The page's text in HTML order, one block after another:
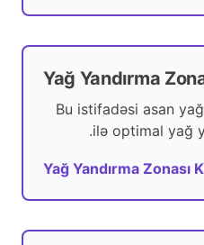
Yağ Yandırma
Bu istifadəsi asan
ilə optimal yağ
Yağ Yandırma Zonası